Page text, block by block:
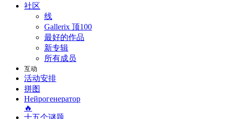
社区
线
Gallerix 顶100
最好的作品
新专辑
所有成员
互动
活动安排
拼图
Нейрогенератор
🔥
十五个谜题